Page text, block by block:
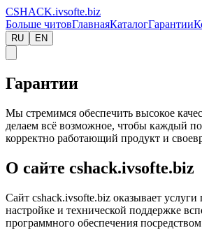
CSHACK.ivsofte.biz
Больше читовГлавнаяКаталогГарантии
RU EN
Гарантии
Мы стремимся обеспечить высокое
делаем всё возможное, чтобы каждый
корректно работающий продукт и
О сайте cshack.ivsofte.biz
Сайт cshack.ivsofte.biz оказывает услуги
настройке и технической поддержке
программного обеспечения